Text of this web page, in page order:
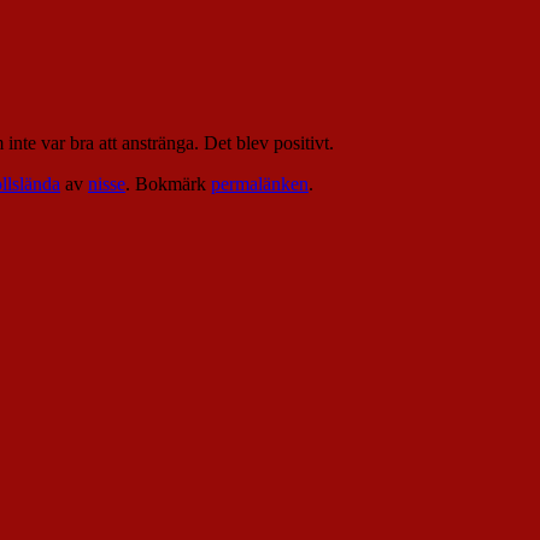
inte var bra att anstränga. Det blev positivt.
av nisse. Bokmärk permalänken.